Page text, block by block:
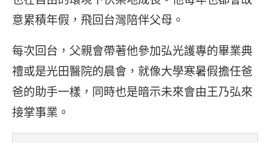
意累積年假，飛回台灣陪伴父母。
每次回台，父親會帶著他參加弘光護專的畢業典
禮或是光田醫院的晨會，就像大學寒暑假擔任爸
爸的助手一樣，同時也是暗示未來會由王乃弘來
接掌事業。